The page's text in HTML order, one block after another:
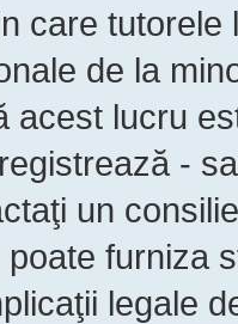
care
de la
acest lucru
-
un
furniza
legale